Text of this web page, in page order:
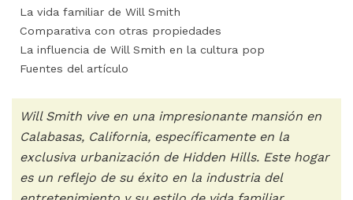
La vida familiar de Will Smith
Comparativa con otras propiedades
La influencia de Will Smith en la cultura pop
Fuentes del artículo
Will Smith vive en una impresionante mansión en
Calabasas, California, específicamente en la
exclusiva urbanización de Hidden Hills. Este hogar
es un reflejo de su éxito en la industria del